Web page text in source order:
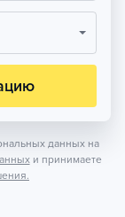
данных на
и принимаете